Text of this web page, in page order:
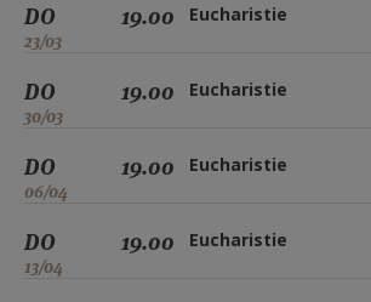
DO
23/03
19.00 Eucharistie
DO
30/03
19.00 Eucharistie
DO
06/04
19.00 Eucharistie
DO
13/04
19.00 Eucharistie